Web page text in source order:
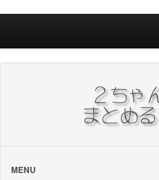
Home
ブックマーク
MENU